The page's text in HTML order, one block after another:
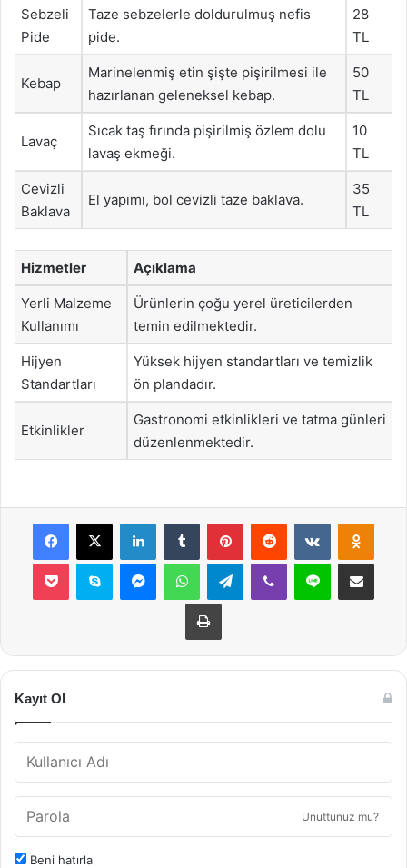
Sebzeli
Pide
Taze sebzelerle doldurulmuş nefis
pide.
28
TL
Kebap
Marinelenmiş etin şişte pişirilmesi ile
hazırlanan geleneksel kebap.
50
TL
Lavaç
Sıcak taş fırında pişirilmiş özlem dolu
lavaş ekmeği.
10
TL
Cevizli
Baklava
El yapımı, bol cevizli taze baklava.
35
TL
Hizmetler Açıklama
Yerli Malzeme
Kullanımı
Ürünlerin çoğu yerel üreticilerden
temin edilmektedir.
Hijyen
Standartları
Yüksek hijyen standartları ve temizlik
ön plandadır.
Etkinlikler
Gastronomi etkinlikleri ve tatma günleri
düzenlenmektedir.
Facebook
X LinkedInTumblr PinterestReddit VKontakte
Pocket Skype MessengerWhatsAppTelegramViber Line E-Posta ile
Yazdır
Kayıt Ol
Unuttunuz mu?
Beni hatırla